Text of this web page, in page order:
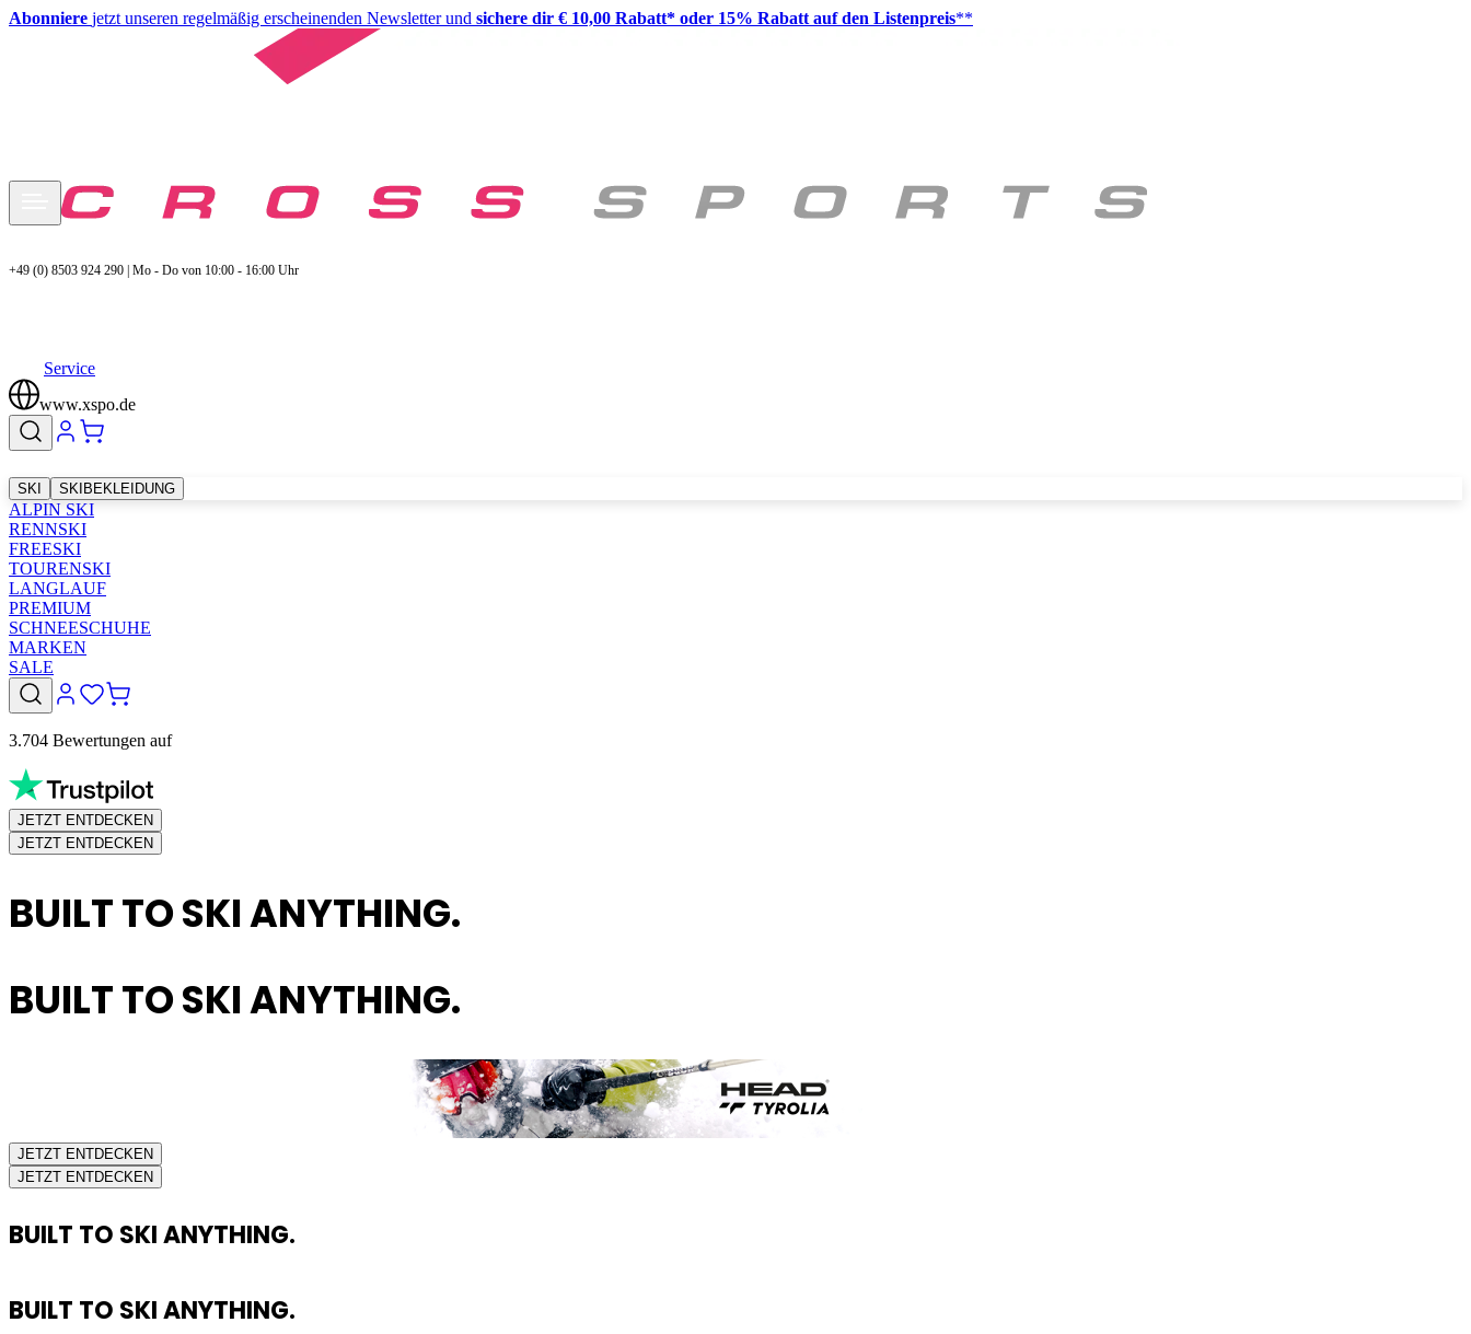
Abonniere jetzt unseren regelmäßig erscheinenden Newsletter und sichere dir € 10,00 Rabatt* oder 15% Rabatt auf den Listenpreis**
+49 (0) 8503 924 290 | Mo - Do von 10:00 - 16:00 Uhr
Service
www.xspo.de
SKI SKIBEKLEIDUNG
ALPIN SKI
RENNSKI
FREESKI
TOURENSKI
LANGLAUF
PREMIUM
SCHNEESCHUHE
MARKEN
SALE
3.704 Bewertungen auf
JETZT ENTDECKEN
JETZT ENTDECKEN
BUILT TO SKI ANYTHING.
BUILT TO SKI ANYTHING.
JETZT ENTDECKEN
JETZT ENTDECKEN
BUILT TO SKI ANYTHING.
BUILT TO SKI ANYTHING.